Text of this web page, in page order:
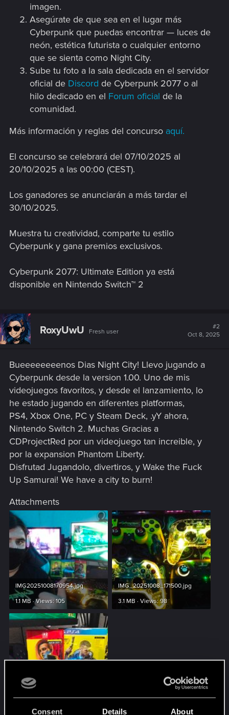
Consent Details About
imagen.
Asegúrate de que sea en el lugar más
Cyberpunk que puedas encontrar — luces de
neón, estética futurista o cualquier entorno
que se sienta como Night City.
Sube tu foto a la sala dedicada en el servidor
oficial de Discord de Cyberpunk 2077 o al
hilo dedicado en el Forum oficial de la
comunidad.
Más información y reglas del concurso aquí.
El concurso se celebrará del 07/10/2025 al
20/10/2025 a las 00:00 (CEST).
Los ganadores se anunciarán a más tardar el
30/10/2025.
Muestra tu creatividad, comparte tu estilo
Cyberpunk y gana premios exclusivos.
Cyberpunk 2077: Ultimate Edition ya está
disponible en Nintendo Switch™ 2
RoxyUwU Fresh user
#2
Oct 8, 2025
Bueeeeeeeenos Dias Night City! Llevo jugando a
Cyberpunk desde la version 1.00. Uno de mis
videojuegos favoritos, y desde el lanzamiento, lo
he estado jugando en diferentes platformas,
PS4, Xbox One, PC y Steam Deck, .yY ahora,
Nintendo Switch 2. Muchas Gracias a
CDProjectRed por un videojuego tan increible, y
por la expansion Phantom Liberty.
Disfrutad Jugandolo, divertiros, y Wake the Fuck
Up Samurai! We have a city to burn!
Attachments
IMG20251008170954.jpg
1.1 MB · Views: 105
IMG_20251008_171500.jpg
3.1 MB · Views: 98
IMG20251008171217.jpg